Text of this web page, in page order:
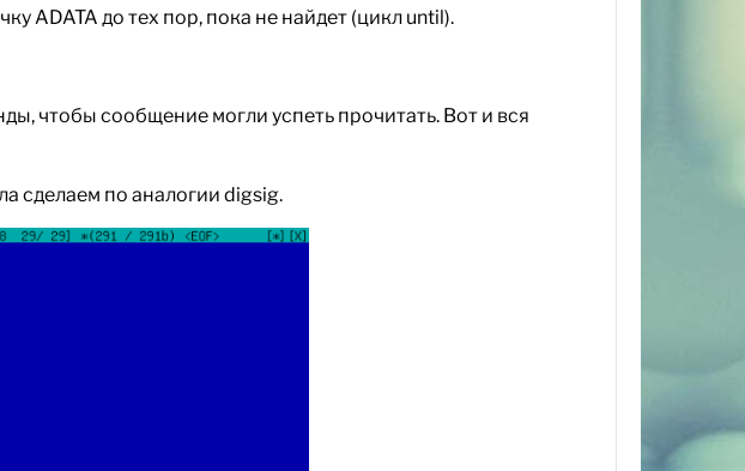
ADATA до тех пор, пока не найдет (цикл until).
чтобы сообщение могли успеть прочитать. Вот и вся
сделаем по аналогии digsig.